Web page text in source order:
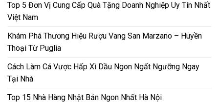
Top 5 Đơn Vị Cung Cấp Quà Tặng Doanh Nghiệp Uy Tín Nhất
Việt Nam
Khám Phá Thương Hiệu Rượu Vang San Marzano – Huyền
Thoại Từ Puglia
Cách Làm Cá Vược Hấp Xì Dầu Ngon Ngất Ngưỡng Ngay
Tại Nhà
Top 15 Nhà Hàng Nhật Bản Ngon Nhất Hà Nội